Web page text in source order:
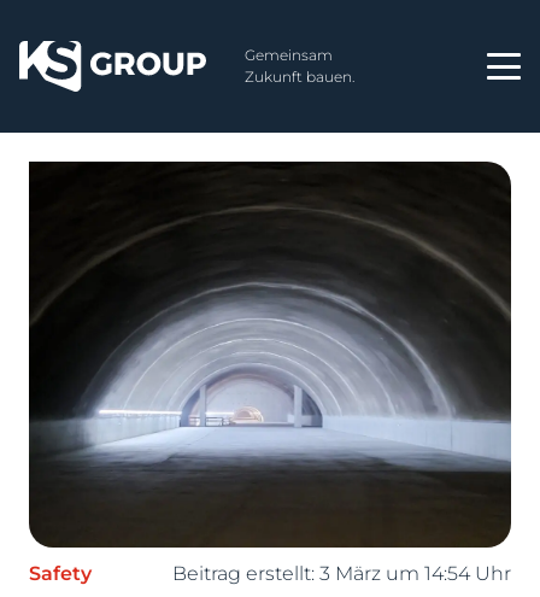
Gemeinsam
Zukunft bauen.
Safety Beitrag erstellt: 3 März um 14:54 Uhr